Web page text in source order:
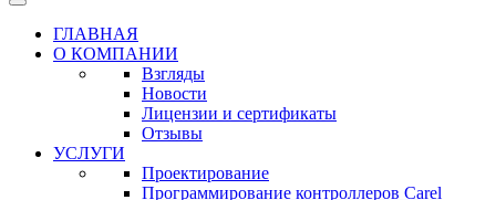
ГЛАВНАЯ
О КОМПАНИИ
Взгляды
Новости
Лицензии и сертификаты
Отзывы
УСЛУГИ
Проектирование
Программирование контроллеров Carel